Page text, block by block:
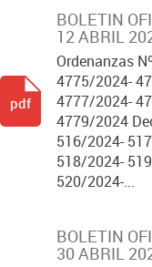
BOLETIN
12 ABRIL
Ordenanzas
4775/2024-
4777/2024-
4779/2024
516/2024-
518/2024-
520/2024-...
pdf
BOLETIN
30 ABRIL